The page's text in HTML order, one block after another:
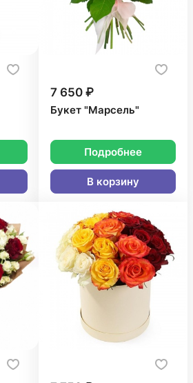
7 650 ₽
Букет "Марсель"
Подробнее
В корзину